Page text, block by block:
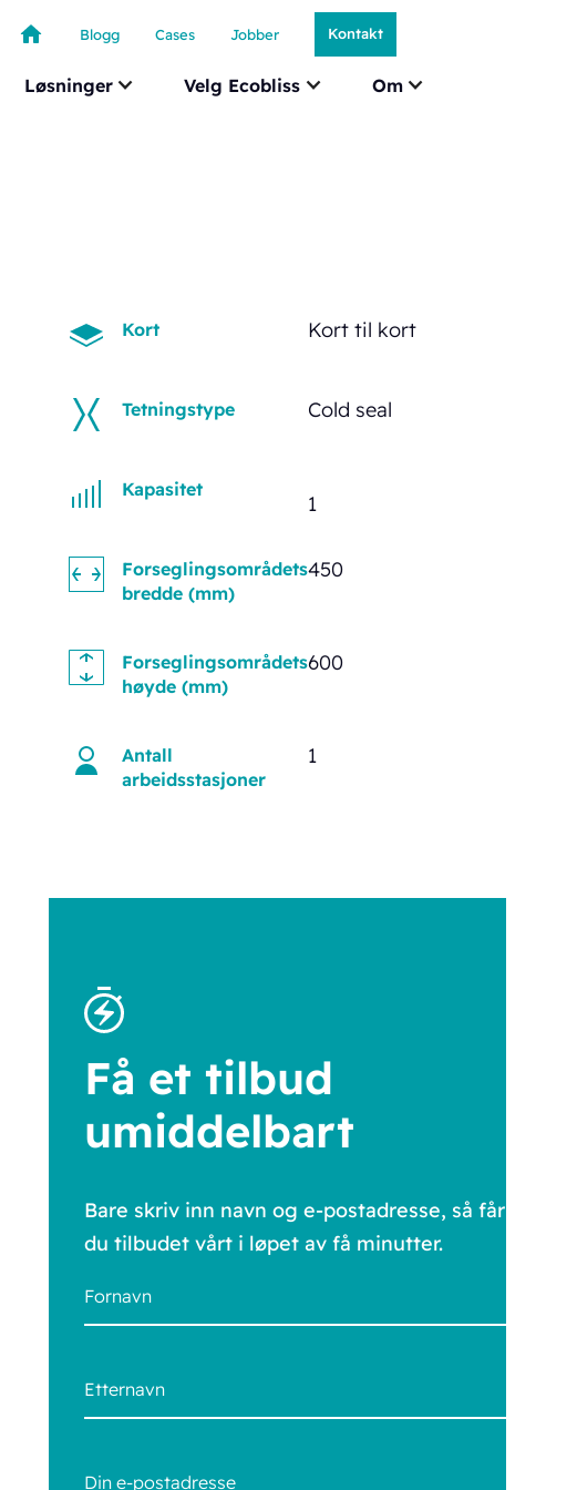
Løsninger Velg Ecobliss Om
Blogg Cases Jobber Kontakt
Kort Kort til kort
Tetningstype Cold seal
Kapasitet
1
Forseglingsområdets
bredde (mm)
450
Forseglingsområdets
høyde (mm)
600
Antall
arbeidsstasjoner
1
Få et tilbud
umiddelbart
Bare skriv inn navn og e-postadresse, så får
du tilbudet vårt i løpet av få minutter.